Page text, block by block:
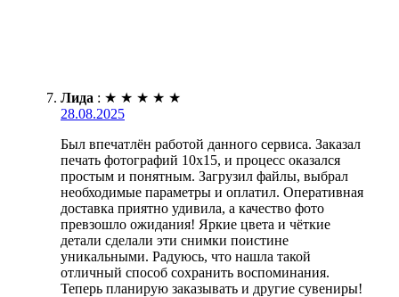
Лида : ★ ★ ★ ★ ★
28.08.2025
Был впечатлён работой данного сервиса. Заказал
печать фотографий 10х15, и процесс оказался
простым и понятным. Загрузил файлы, выбрал
необходимые параметры и оплатил. Оперативная
доставка приятно удивила, а качество фото
превзошло ожидания! Яркие цвета и чёткие
детали сделали эти снимки поистине
уникальными. Радуюсь, что нашла такой
отличный способ сохранить воспоминания.
Теперь планирую заказывать и другие сувениры!